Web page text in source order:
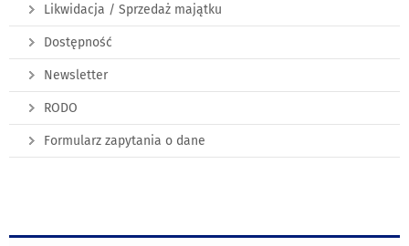
Likwidacja / Sprzedaż majątku
Dostępność
Newsletter
RODO
Formularz zapytania o dane